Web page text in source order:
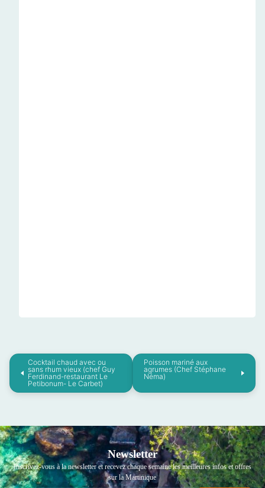
Cocktail chaud avec ou
sans rhum vieux (chef Guy
Ferdinand-restaurant Le
Petibonum- Le Carbet)
Poisson mariné aux
agrumes (Chef Stéphane
Néma)
Newsletter
Inscrivez-vous à la newsletter et recevez chaque semaine les meilleures infos et offres
sur la Martinique